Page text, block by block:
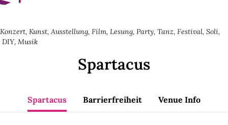
Konzert, Kunst, Ausstellung, Film, Lesung, Party, Tanz, Festival, Soli,
DIY, Musik
Spartacus
Spartacus Barrierfreiheit Venue Info